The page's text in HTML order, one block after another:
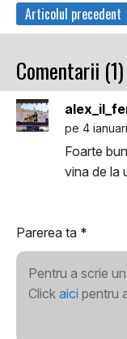
Articolul precedent
Comentarii (1)
pe 4
Foarte
vina de la
Parerea ta *
Pentru a scrie
Click aici pentru